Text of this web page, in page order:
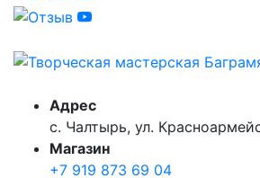
Адрес
с. Чалтырь, ул.
Магазин
+7 919 873 69 04